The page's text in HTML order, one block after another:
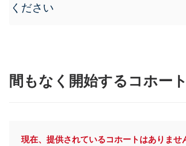
ください
間もなく開始するコホート
現在、提供されているコホートはありませ